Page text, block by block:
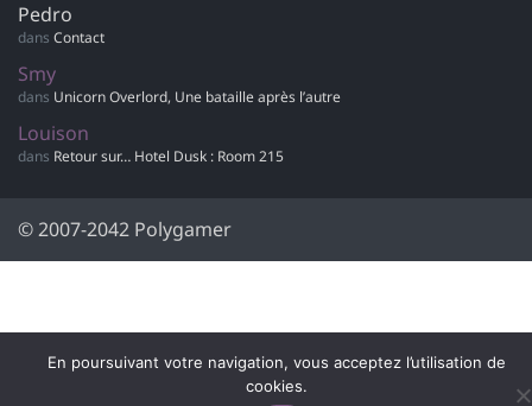
Pedro
dans Contact
Smy
dans Unicorn Overlord, Une bataille après l’autre
Louison
dans Retour sur… Hotel Dusk : Room 215
© 2007-2042 Polygamer
En poursuivant votre navigation, vous acceptez l’utilisation de
cookies.